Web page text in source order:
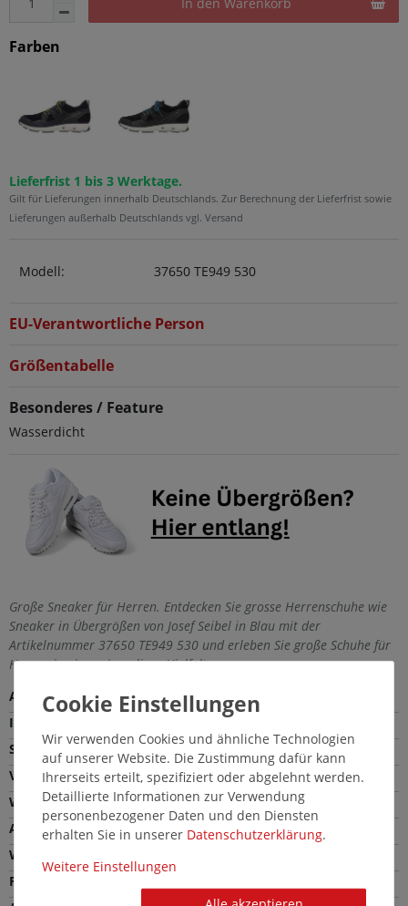
In den Warenkorb
Farben
Lieferfrist 1 bis 3 Werktage.
Gilt für Lieferungen innerhalb Deutschlands. Zur Berechnung der Lieferfrist sowie
Lieferungen außerhalb Deutschlands vgl. Versand
Modell: 37650 TE949 530
EU-Verantwortliche Person
Größentabelle
Besonderes / Feature
Wasserdicht
Große Sneaker für Herren. Entdecken Sie grosse Herrenschuhe wie
Sneaker in Übergrößen von Josef Seibel in Blau mit der
Artikelnummer 37650 TE949 530 und erleben Sie große Schuhe für
Herren in einer einmaligen Vielfalt.
Außenmaterial
Leder
Innenmaterial
Sohle
TPU
Verschlussart
Schnürung
Weite
Bequeme Weite (G)
Absatzhöhe
2,0 cm
Wechselfußbett
Farbe
Wir verwenden Cookies und ähnliche Technologien
auf unserer Website. Die Zustimmung dafür kann
Ihrerseits erteilt, spezifiziert oder abgelehnt werden.
Detaillierte Informationen zur Verwendung
personenbezogener Daten und den Diensten
erhalten Sie in unserer Daten­schutz­erklärung.
Weitere Einstellungen